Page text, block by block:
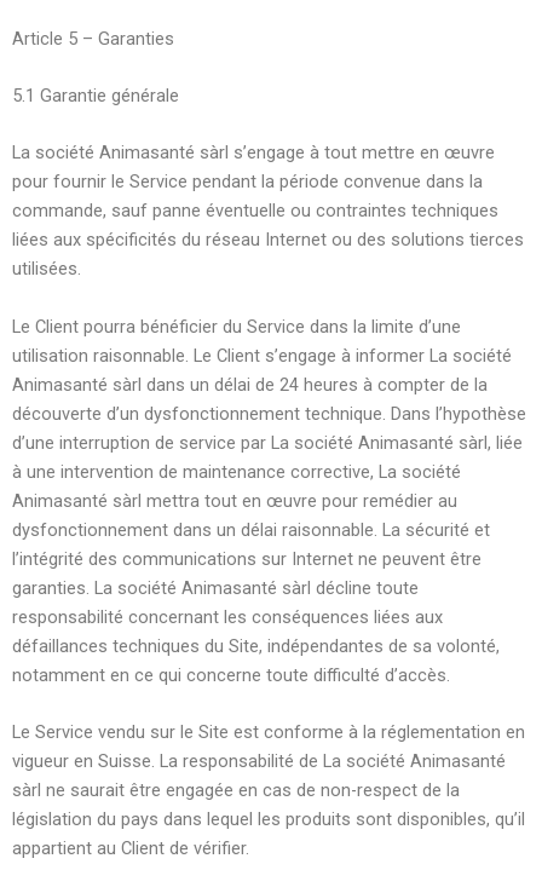
Article 5 – Garanties
5.1 Garantie générale
La société Animasanté sàrl s’engage à tout mettre en œuvre
pour fournir le Service pendant la période convenue dans la
commande, sauf panne éventuelle ou contraintes techniques
liées aux spécificités du réseau Internet ou des solutions tierces
utilisées.
Le Client pourra bénéficier du Service dans la limite d’une
utilisation raisonnable. Le Client s’engage à informer La société
Animasanté sàrl dans un délai de 24 heures à compter de la
découverte d’un dysfonctionnement technique. Dans l’hypothèse
d’une interruption de service par La société Animasanté sàrl, liée
à une intervention de maintenance corrective, La société
Animasanté sàrl mettra tout en œuvre pour remédier au
dysfonctionnement dans un délai raisonnable. La sécurité et
l’intégrité des communications sur Internet ne peuvent être
garanties. La société Animasanté sàrl décline toute
responsabilité concernant les conséquences liées aux
défaillances techniques du Site, indépendantes de sa volonté,
notamment en ce qui concerne toute difficulté d’accès.
Le Service vendu sur le Site est conforme à la réglementation en
vigueur en Suisse. La responsabilité de La société Animasanté
sàrl ne saurait être engagée en cas de non-respect de la
législation du pays dans lequel les produits sont disponibles, qu’il
appartient au Client de vérifier.